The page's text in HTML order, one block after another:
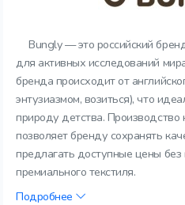
Bungly — это российский
для активных исследований
бренда происходит от
энтузиазмом, возиться), что
природу детства. Производство
позволяет бренду сохранять
предлагать доступные цены без
премиального текстиля.
Подробнее